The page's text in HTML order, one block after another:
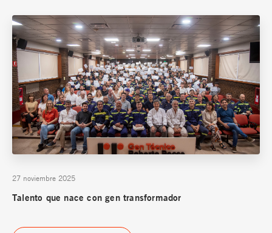
27 noviembre 2025
Talento que nace con gen transformador